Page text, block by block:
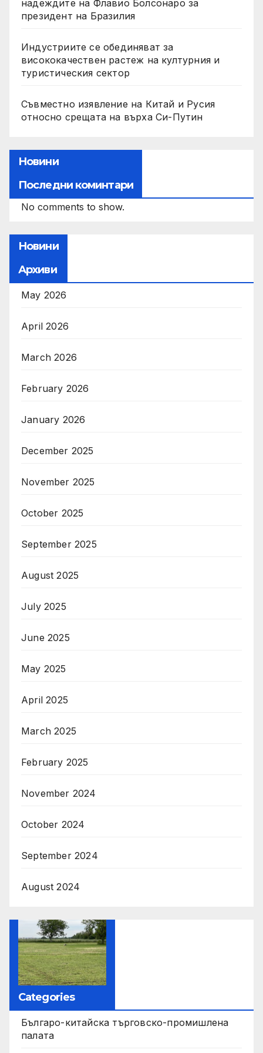
надеждите на Флавио Болсонаро за
президент на Бразилия
Индустриите се обединяват за
висококачествен растеж на културния и
туристическия сектор
Съвместно изявление на Китай и Русия
относно срещата на върха Си-Путин
Новини
Последни коминтари
No comments to show.
Новини
Архиви
May 2026
April 2026
March 2026
February 2026
January 2026
December 2025
November 2025
October 2025
September 2025
August 2025
July 2025
June 2025
May 2025
April 2025
March 2025
February 2025
November 2024
October 2024
September 2024
August 2024
Categories
Българо-китайска търговско-промишлена
палата